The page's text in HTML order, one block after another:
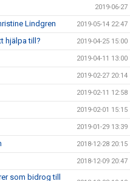
2019-06-27
Lindgren 2019-05-14 22:47
hjälpa till? 2019-04-25 15:00
2019-04-11 13:00
2019-02-27 20:14
2019-02-11 12:58
2019-02-01 15:15
2019-01-29 13:39
2018-12-28 20:15
2018-12-09 20:47
som bidrog till